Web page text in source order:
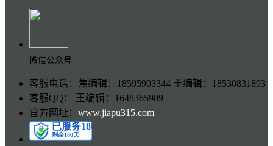
微信公众号
客服电话：焦编辑：18595903344 王编辑：18530831893
客服QQ： 王编辑：1648365989
官方网址： www.jiapu315.com